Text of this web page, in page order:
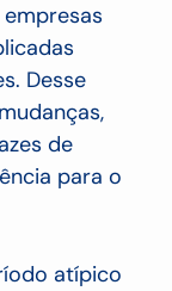
Desse
de
para o
atípico